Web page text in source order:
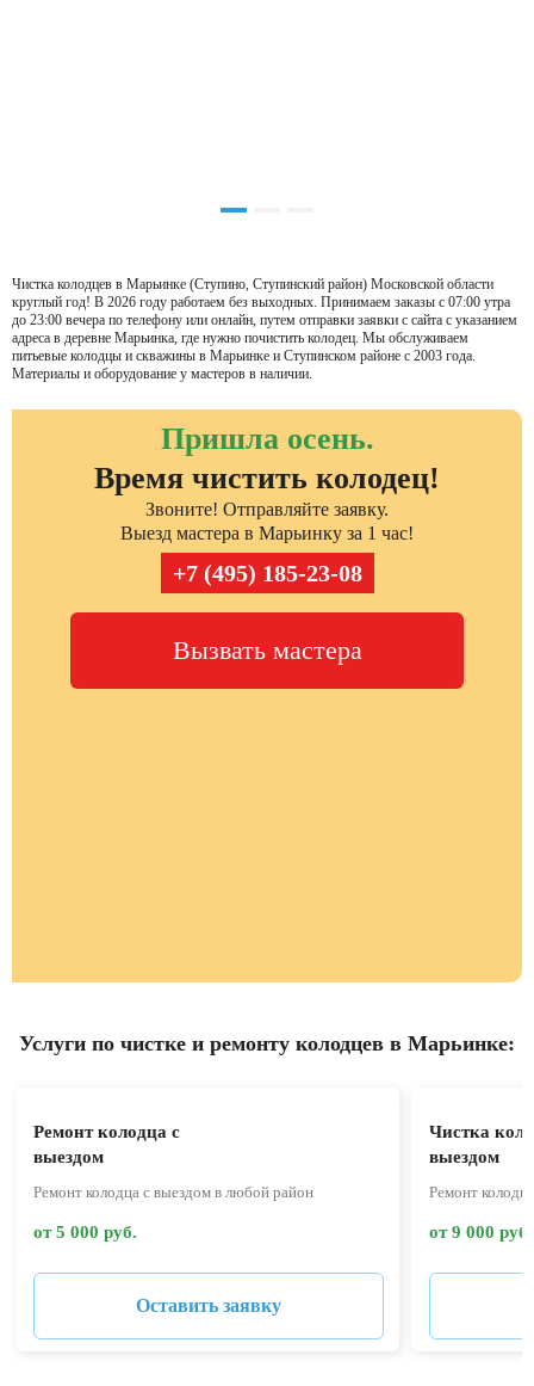
Чистка колодцев в Марьинке (Ступино, Ступинский район) Московской области
круглый год! В 2026 году работаем без выходных. Принимаем заказы с 07:00 утра
до 23:00 вечера по телефону или онлайн, путем отправки заявки с сайта с указанием
адреса в деревне Марьинка, где нужно почистить колодец. Мы обслуживаем
питьевые колодцы и скважины в Марьинке и Ступинском районе с 2003 года.
Материалы и оборудование у мастеров в наличии.
Пришла осень.
Время чистить колодец!
Звоните! Отправляйте заявку.
Выезд мастера в Марьинку за 1 час!
+7 (495) 185-23-08
Вызвать мастера
Услуги по чистке и ремонту колодцев в Марьинке:
Ремонт колодца с
выездом
Ремонт колодца с выездом в любой район
от 5 000 руб.
Оставить заявку
Чистка
выездом
Ремонт
от 9 000 руб.